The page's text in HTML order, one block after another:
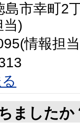
市幸町2
当)
情報担
ましたか